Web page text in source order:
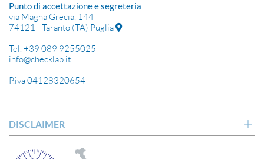
Punto di accettazione e segreteria
via Magna Grecia, 144
74121 - Taranto (TA) Puglia
Tel. +39 089 9255025
info@checklab.it
P.iva 04128320654
DISCLAIMER